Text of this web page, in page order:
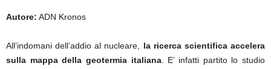
Autore: ADN Kronos
All’indomani dell’addio al nucleare, la ricerca scientifica accelera
sulla mappa della geotermia italiana. E’ infatti partito lo studio